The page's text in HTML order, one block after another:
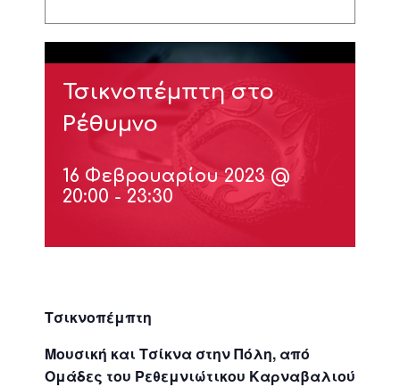
Τσικνοπέμπτη στο
Ρέθυμνο
16 Φεβρουαρίου 2023 @
20:00 - 23:30
Τσικνοπέμπτη
Μουσική και Τσίκνα στην Πόλη, από
Ομάδες του Ρεθεμνιώτικου Καρναβαλιού